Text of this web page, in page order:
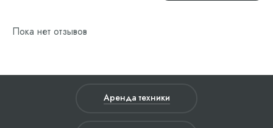
Пока нет отзывов
Аренда техники